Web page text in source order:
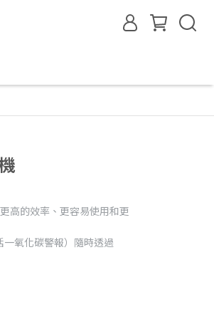
高的效率、更容易使用和更
氧化碳警報）隨時透過